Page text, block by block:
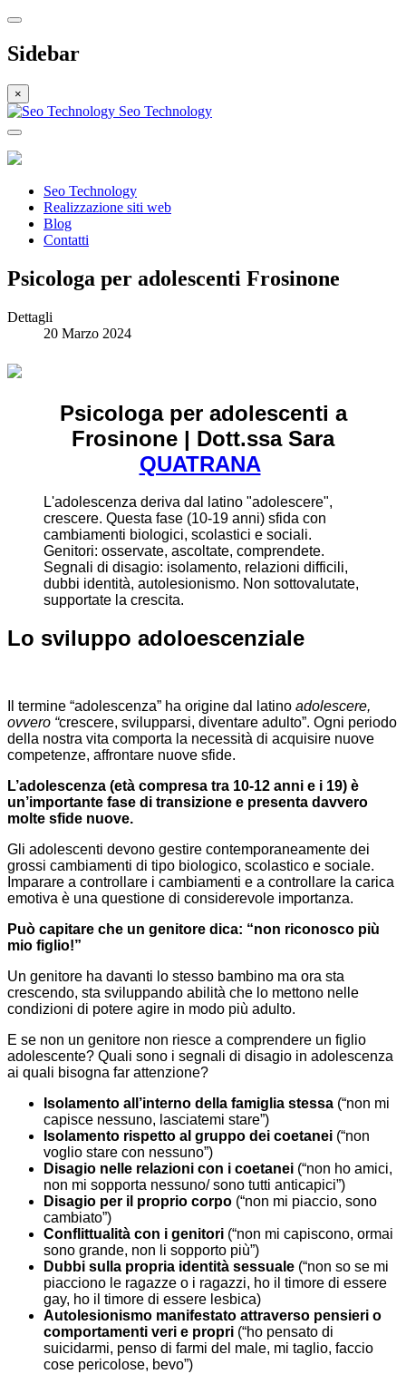
Sidebar
×
Seo Technology
Seo Technology
Realizzazione siti web
Blog
Contatti
Psicologa per adolescenti Frosinone
Dettagli
20 Marzo 2024
Psicologa per adolescenti a
Frosinone | Dott.ssa Sara
QUATRANA
L'adolescenza deriva dal latino "adolescere",
crescere. Questa fase (10-19 anni) sfida con
cambiamenti biologici, scolastici e sociali.
Genitori: osservate, ascoltate, comprendete.
Segnali di disagio: isolamento, relazioni difficili,
dubbi identità, autolesionismo. Non sottovalutate,
supportate la crescita.
Lo sviluppo adoloescenziale
Il termine “adolescenza” ha origine dal latino adolescere,
ovvero “crescere, svilupparsi, diventare adulto”. Ogni periodo
della nostra vita comporta la necessità di acquisire nuove
competenze, affrontare nuove sfide.
L’adolescenza (età compresa tra 10-12 anni e i 19) è
un’importante fase di transizione e presenta davvero
molte sfide nuove.
Gli adolescenti devono gestire contemporaneamente dei
grossi cambiamenti di tipo biologico, scolastico e sociale.
Imparare a controllare i cambiamenti e a controllare la carica
emotiva è una questione di considerevole importanza.
Può capitare che un genitore dica: “non riconosco più
mio figlio!”
Un genitore ha davanti lo stesso bambino ma ora sta
crescendo, sta sviluppando abilità che lo mettono nelle
condizioni di potere agire in modo più adulto.
E se non un genitore non riesce a comprendere un figlio
adolescente? Quali sono i segnali di disagio in adolescenza
ai quali bisogna far attenzione?
Isolamento all’interno della famiglia stessa (“non mi
capisce nessuno, lasciatemi stare”)
Isolamento rispetto al gruppo dei coetanei (“non
voglio stare con nessuno”)
Disagio nelle relazioni con i coetanei (“non ho amici,
non mi sopporta nessuno/ sono tutti anticapici”)
Disagio per il proprio corpo (“non mi piaccio, sono
cambiato”)
Conflittualità con i genitori (“non mi capiscono, ormai
sono grande, non li sopporto più”)
Dubbi sulla propria identità sessuale (“non so se mi
piacciono le ragazze o i ragazzi, ho il timore di essere
gay, ho il timore di essere lesbica)
Autolesionismo manifestato attraverso pensieri o
comportamenti veri e propri (“ho pensato di
suicidarmi, penso di farmi del male, mi taglio, faccio
cose pericolose, bevo”)